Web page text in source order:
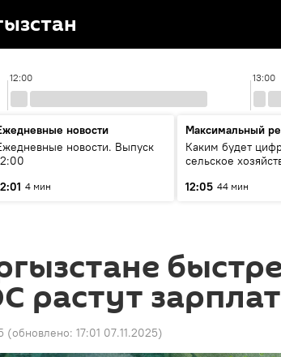
12:00 13:00
новости
новости. Выпуск
4 мин
Максимальный
Каким будет
сельское
12:05 44 мин
растут
(обновлено: 17:01 07.11.2025)